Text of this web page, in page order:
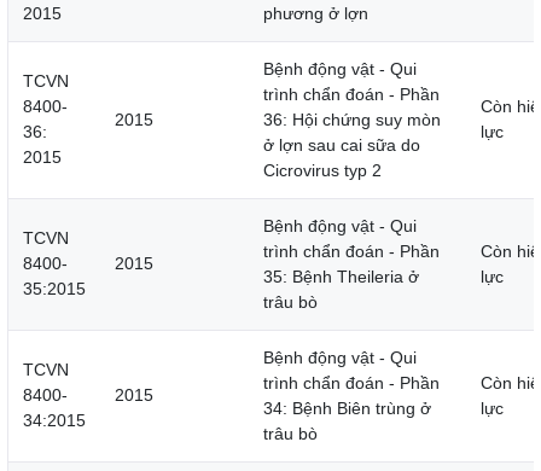
2015
phương ở lợn
TCVN
8400-
36:
2015
2015
Bệnh động vật - Qui
trình chẩn đoán - Phần
36: Hội chứng suy mòn
ở lợn sau cai sữa do
Cicrovirus typ 2
Còn
lực
TCVN
8400-
35:2015
2015
Bệnh động vật - Qui
trình chẩn đoán - Phần
35: Bệnh Theileria ở
trâu bò
Còn
lực
TCVN
8400-
34:2015
2015
Bệnh động vật - Qui
trình chẩn đoán - Phần
34: Bệnh Biên trùng ở
trâu bò
Còn
lực